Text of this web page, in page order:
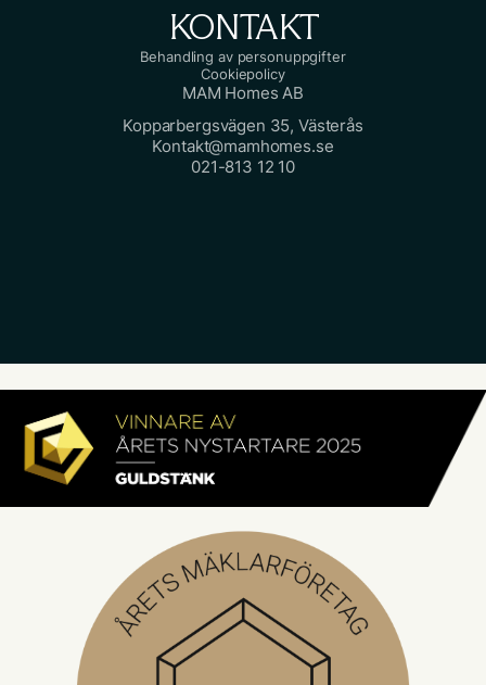
KONTAKT
Behandling av personuppgifter
Cookiepolicy
MAM Homes AB
Kopparbergsvägen 35, Västerås
Kontakt@mamhomes.se
021-813 12 10